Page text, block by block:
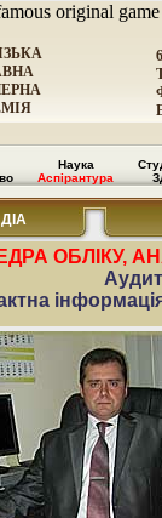
original
Наука
Аспірантура
ОБЛІКУ,